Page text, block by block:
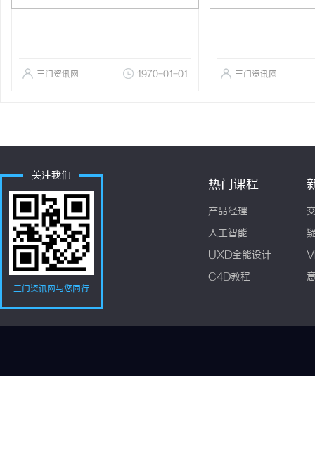
三门资讯网 1970-01-01 三门资讯网
关注我们
三门资讯网与您同行
热门课程
产品经理
人工智能
UXD全能设计
C4D教程